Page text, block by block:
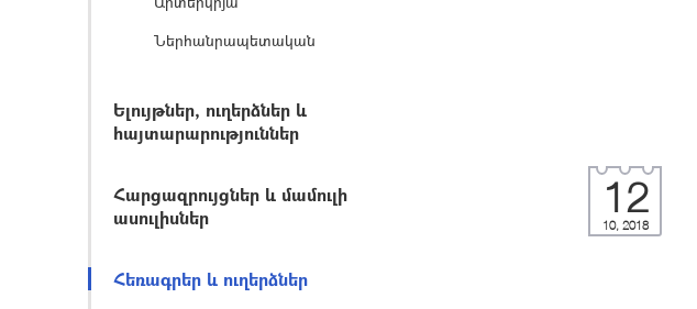
Ներհանրապետական
Ելույթներ, ուղերձներ և
հայտարարություններ
Հարցազրույցներ և մամուլի
ասուլիսներ
Հեռագրեր և ուղերձներ
12
10, 2018